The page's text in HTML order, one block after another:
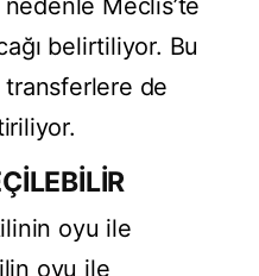
Meclis’te
belirtiliyor. Bu
transferlere de
oyu ile
oyu ile